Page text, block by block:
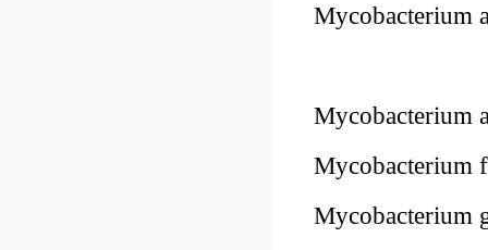
Mycobacterium
Mycobacterium
Mycobacterium
Mycobacterium